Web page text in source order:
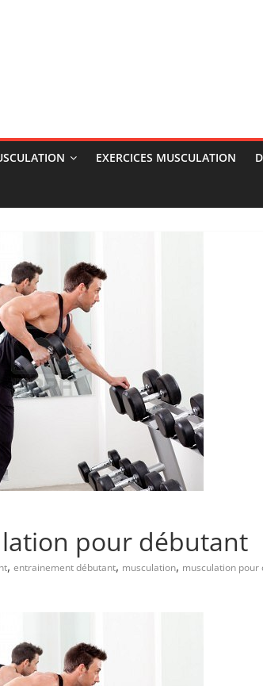
EXERCICES MUSCULATION
pour débutant
, entrainement débutant, musculation, musculation pour